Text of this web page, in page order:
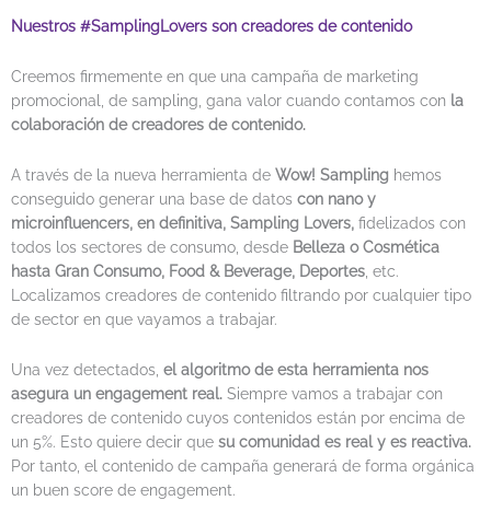
Nuestros #SamplingLovers son creadores de contenido
Creemos firmemente en que una campaña de marketing
promocional, de sampling, gana valor cuando contamos con la
colaboración de creadores de contenido.
A través de la nueva herramienta de Wow! Sampling hemos
conseguido generar una base de datos con nano y
microinfluencers, en definitiva, Sampling Lovers, fidelizados con
todos los sectores de consumo, desde Belleza o Cosmética
hasta Gran Consumo, Food & Beverage, Deportes , etc.
Localizamos creadores de contenido filtrando por cualquier tipo
de sector en que vayamos a trabajar.
Una vez detectados, el algoritmo de esta herramienta nos
asegura un engagement real. Siempre vamos a trabajar con
creadores de contenido cuyos contenidos están por encima de
un 5%. Esto quiere decir que su comunidad es real y es reactiva.
Por tanto, el contenido de campaña generará de forma orgánica
un buen score de engagement.